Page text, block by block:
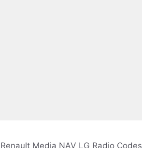
Renault Media NAV LG Radio Codes